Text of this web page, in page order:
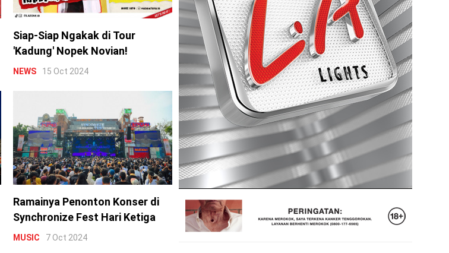
Siap-Siap Ngakak di Tour
'Kadung' Nopek Novian!
NEWS 15 Oct 2024
Ramainya Penonton Konser di
Synchronize Fest Hari Ketiga
MUSIC 7 Oct 2024